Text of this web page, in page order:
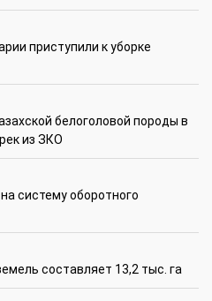
приступили к уборке
белоголовой породы в
из ЗКО
систему оборотного
составляет 13,2 тыс. га